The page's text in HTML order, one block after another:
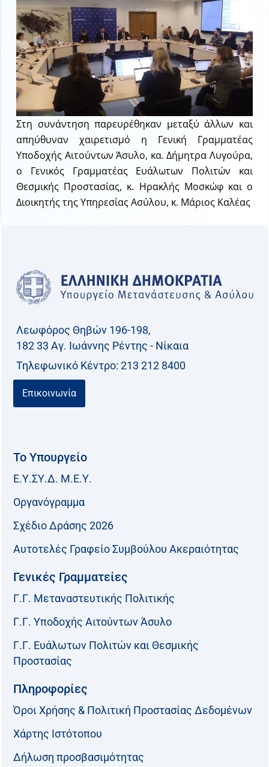
Στη συνάντηση παρευρέθηκαν μεταξύ άλλων και
απηύθυναν χαιρετισμό η Γενική Γραμματέας
Υποδοχής Αιτούντων Άσυλο, κα. Δήμητρα Λυγούρα,
ο Γενικός Γραμματέας Ευάλωτων Πολιτών και
Θεσμικής Προστασίας, κ. Ηρακλής Μοσκώφ και ο
Διοικητής της Υπηρεσίας Ασύλου, κ. Μάριος Καλέας
Λεωφόρος Θηβών 196-198,
182 33 Aγ. Ιωάννης Ρέντης - Νίκαια
Τηλεφωνικό Kέντρο: 213 212 8400
Επικοινωνία
Το Υπουργείο
Ε.Υ.ΣΥ.Δ. Μ.Ε.Υ.
Οργανόγραμμα
Σχέδιο Δράσης 2026
Αυτοτελές Γραφείο Συμβούλου Ακεραιότητας
Γενικές Γραμματείες
Γ.Γ. Μεταναστευτικής Πολιτικής
Γ.Γ. Υποδοχής Αιτούντων Άσυλο
Γ.Γ. Ευάλωτων Πολιτών και Θεσμικής
Προστασίας
Πληροφορίες
Όροι Χρήσης & Πολιτική Προστασίας Δεδομένων
Χάρτης Ιστότοπου
Δήλωση προσβασιμότητας